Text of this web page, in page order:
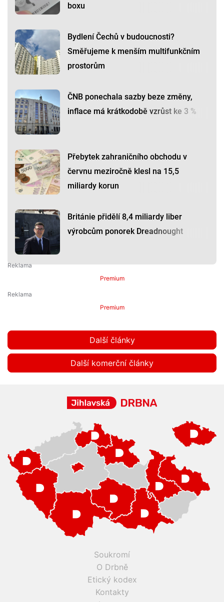
boxu
Bydlení Čechů v budoucnosti?
Směřujeme k menším multifunkčním
prostorům
ČNB ponechala sazby beze změny,
inflace má krátkodobě vzrůst ke 3 %
Přebytek zahraničního obchodu v
červnu meziročně klesl na 15,5
miliardy korun
Británie přidělí 8,4 miliardy liber
výrobcům ponorek Dreadnought
Premium
Premium
Další články
Další komerční články
Soukromí
O Drbně
Etický kodex
Kontakty